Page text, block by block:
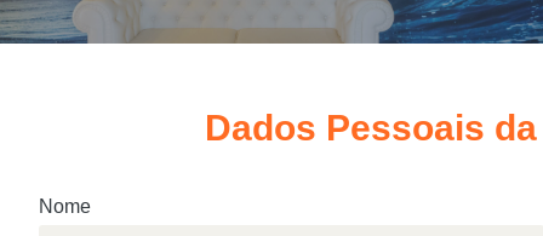
Dados Pessoais
Nome